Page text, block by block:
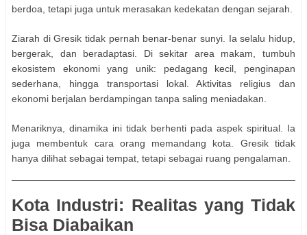
berdoa, tetapi juga untuk merasakan kedekatan dengan sejarah.
Ziarah di Gresik tidak pernah benar-benar sunyi. Ia selalu hidup,
bergerak, dan beradaptasi. Di sekitar area makam, tumbuh
ekosistem ekonomi yang unik: pedagang kecil, penginapan
sederhana, hingga transportasi lokal. Aktivitas religius dan
ekonomi berjalan berdampingan tanpa saling meniadakan.
Menariknya, dinamika ini tidak berhenti pada aspek spiritual. Ia
juga membentuk cara orang memandang kota. Gresik tidak
hanya dilihat sebagai tempat, tetapi sebagai ruang pengalaman.
Kota Industri: Realitas yang Tidak
Bisa Diabaikan